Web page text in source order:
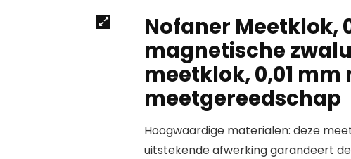
Nofaner Meetklok,
magnetische
meetklok, 0,01
meetgereedschap
Hoogwaardige materialen: deze
uitstekende afwerking garandeert